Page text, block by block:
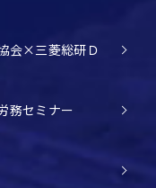
会×三菱総研Ｄ
セミナー